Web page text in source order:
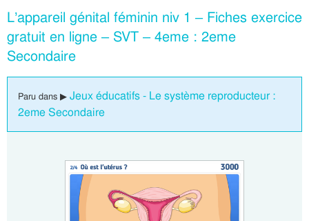
L’appareil génital féminin niv 1 – Fiches exercice
gratuit en ligne – SVT – 4eme : 2eme
Secondaire
Paru dans ▶ Jeux éducatifs - Le système reproducteur :
2eme Secondaire